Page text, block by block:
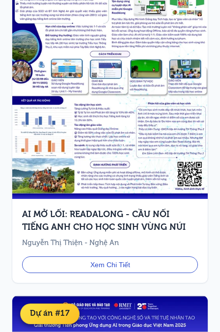
AI MỞ LỐI: READALONG - CẦU NỐI
TIẾNG ANH CHO HỌC SINH VÙNG NÚI
Nguyễn Thị Thiện - Nghệ An
Xem Chi Tiết
Dự án #17